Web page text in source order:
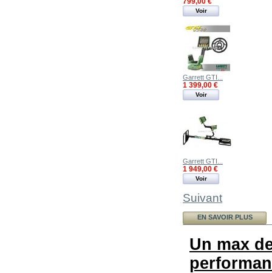
Voir
Garrett GTI...
1 399,00 €
Voir
Garrett GTI...
1 949,00 €
Voir
Suivant
EN SAVOIR PLUS
Un max